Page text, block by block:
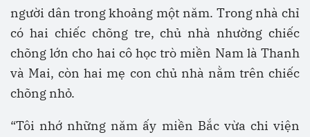
người dân trong khoảng một năm. Trong nhà chỉ
có hai chiếc chõng tre, chủ nhà nhường chiếc
chõng lớn cho hai cô học trò miền Nam là Thanh
và Mai, còn hai mẹ con chủ nhà nằm trên chiếc
chõng nhỏ.
“Tôi nhớ những năm ấy miền Bắc vừa chi viện